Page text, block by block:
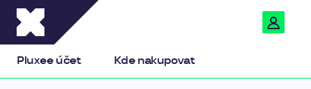
Pluxee účet Kde nakupovat